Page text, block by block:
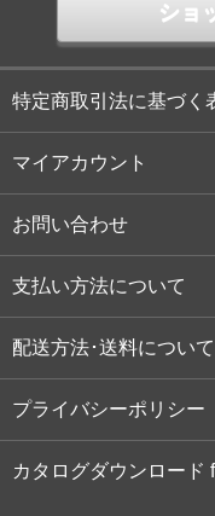
ショ
特定商取引法に基づく
マイアカウント
お問い合わせ
支払い方法について
配送方法･送料について
プライバシーポリシー
カタログダウンロード